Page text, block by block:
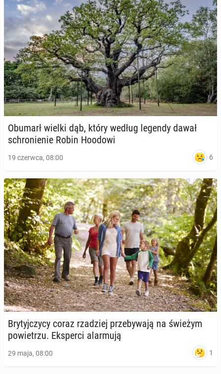
Obumarł wielki dąb, który według legendy dawał
schro­nie­nie Robin Hoodowi
19 czerwca, 08:00 6
Bry­tyj­czy­cy coraz rza­dziej prze­by­wa­ją na świeżym
po­wie­trzu. Eks­per­ci alar­mu­ją
29 maja, 08:00 1